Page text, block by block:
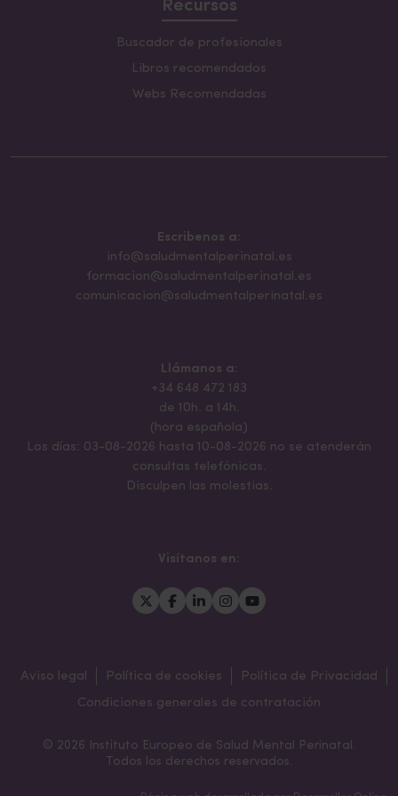
Recursos
Buscador de profesionales
Libros recomendados
Webs Recomendadas
Escribenos a:
info@saludmentalperinatal.es
formacion@saludmentalperinatal.es
comunicacion@saludmentalperinatal.es
Llámanos a:
+34 648 472 183
de 10h. a 14h.
(hora española)
Los días: 03-08-2026 hasta 10-08-2026 no se atenderán
consultas telefónicas.
Disculpen las molestias.
Visítanos en:
Aviso legal Política de cookies
Política de Privacidad
Condiciones generales de contratación
© 2026 Instituto Europeo de Salud Mental Perinatal.
Todos los derechos reservados.